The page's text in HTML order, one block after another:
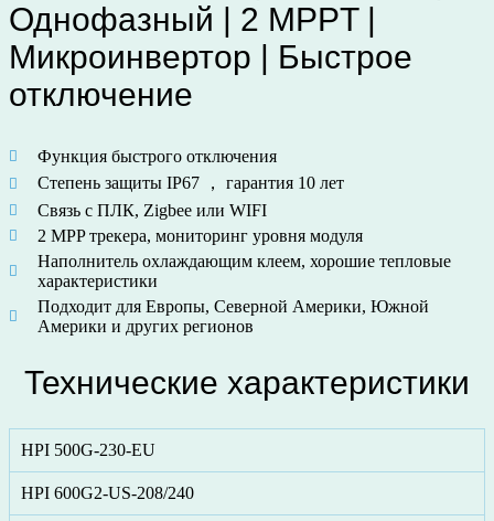
Однофазный | 2 MPPT |
Микроинвертор | Быстрое
отключение
Функция быстрого отключения
Степень защиты IP67 ， гарантия 10 лет
Связь с ПЛК, Zigbee или WIFI
2 MPP трекера, мониторинг уровня модуля
Наполнитель охлаждающим клеем, хорошие тепловые
характеристики
Подходит для Европы, Северной Америки, Южной
Америки и других регионов
Технические характеристики
HPI 500G-230-EU
HPI 600G2-US-208/240